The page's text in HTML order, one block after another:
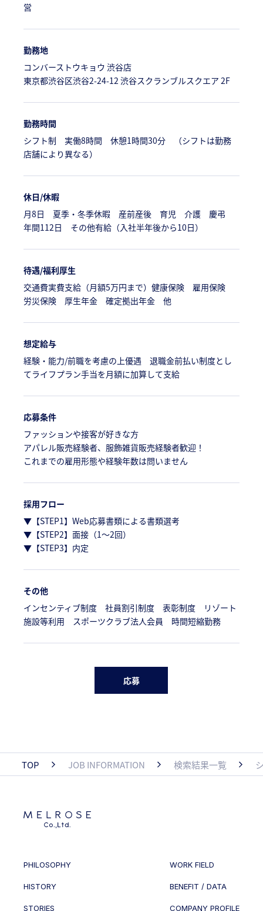
営
勤務地
コンバーストウキョウ 渋谷店
東京都渋谷区渋谷2-24-12 渋谷スクランブルスクエア 2F
勤務時間
シフト制 実働8時間 休憩1時間30分 （シフトは勤務
店舗により異なる）
休日/休暇
月8日 夏季・冬季休暇 産前産後 育児 介護 慶弔
年間112日 その他有給（入社半年後から10日）
待遇/福利厚生
交通費実費支給（月額5万円まで）健康保険 雇用保険
労災保険 厚生年金 確定拠出年金 他
想定給与
経験・能力/前職を考慮の上優遇 退職金前払い制度とし
てライフプラン手当を月額に加算して支給
応募条件
ファッションや接客が好きな方
アパレル販売経験者、服飾雑貨販売経験者歓迎！
これまでの雇用形態や経験年数は問いません
採用フロー
▼【STEP1】Web応募書類による書類選考
▼【STEP2】面接（1～2回）
▼【STEP3】内定
その他
インセンティブ制度 社員割引制度 表彰制度 リゾート
施設等利用 スポーツクラブ法人会員 時間短縮勤務
応募
TOP JOB INFORMATION 検索結果一覧
PHILOSOPHY
HISTORY
STORIES
WORK FIELD
BENEFIT / DATA
COMPANY PROFILE